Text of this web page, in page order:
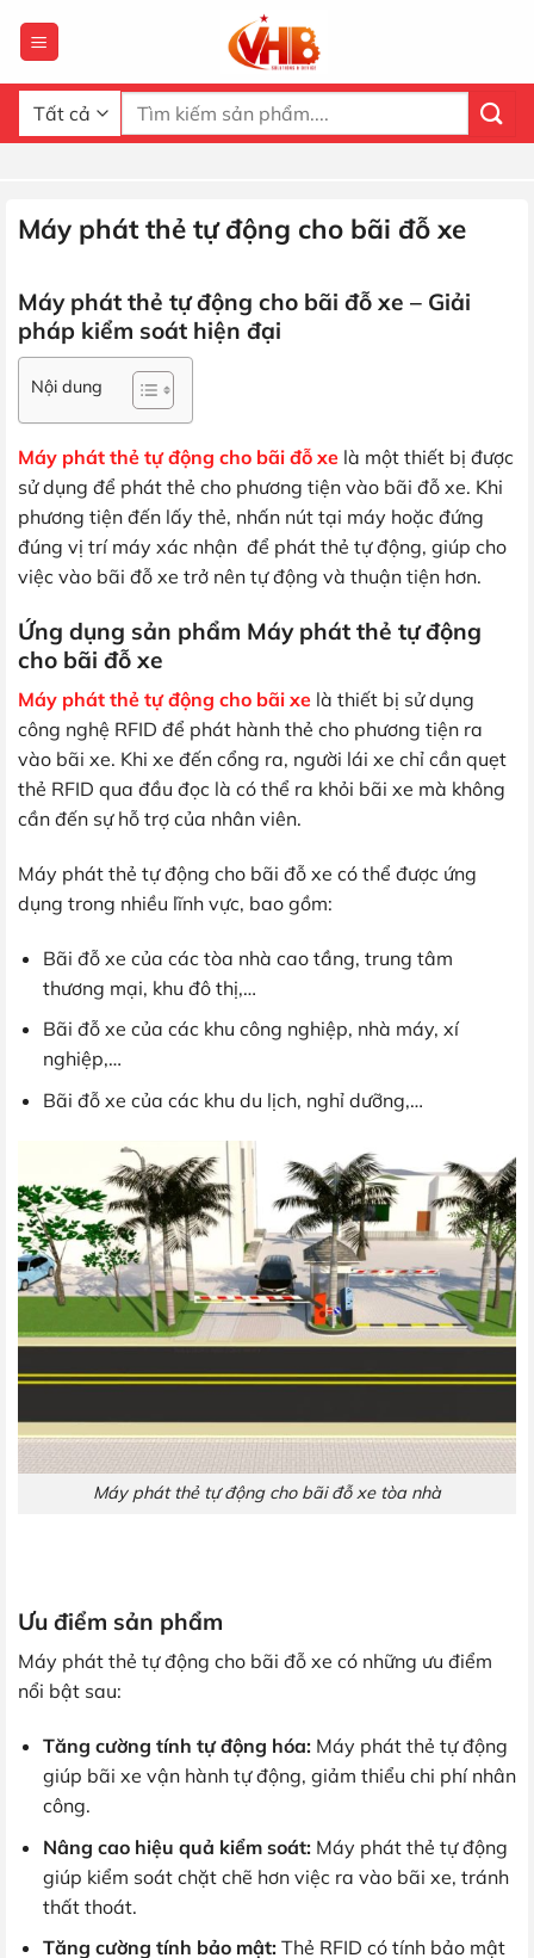
qua
dung
Tìm
kiếm:
Máy phát thẻ tự động cho bãi đỗ xe
Máy phát thẻ tự động cho bãi đỗ xe – Giải
pháp kiểm soát hiện đại
Nội dung
Máy phát thẻ tự động cho bãi đỗ xe là một thiết bị được
sử dụng để phát thẻ cho phương tiện vào bãi đỗ xe. Khi
phương tiện đến lấy thẻ, nhấn nút tại máy hoặc đứng
đúng vị trí máy xác nhận để phát thẻ tự động, giúp cho
việc vào bãi đỗ xe trở nên tự động và thuận tiện hơn.
Ứng dụng sản phẩm Máy phát thẻ tự động
cho bãi đỗ xe
Máy phát thẻ tự động cho bãi xe là thiết bị sử dụng
công nghệ RFID để phát hành thẻ cho phương tiện ra
vào bãi xe. Khi xe đến cổng ra, người lái xe chỉ cần quẹt
thẻ RFID qua đầu đọc là có thể ra khỏi bãi xe mà không
cần đến sự hỗ trợ của nhân viên.
Máy phát thẻ tự động cho bãi đỗ xe có thể được ứng
dụng trong nhiều lĩnh vực, bao gồm:
Bãi đỗ xe của các tòa nhà cao tầng, trung tâm
thương mại, khu đô thị,…
Bãi đỗ xe của các khu công nghiệp, nhà máy, xí
nghiệp,…
Bãi đỗ xe của các khu du lịch, nghỉ dưỡng,…
Máy phát thẻ tự động cho bãi đỗ xe tòa nhà
Ưu điểm sản phẩm
Máy phát thẻ tự động cho bãi đỗ xe có những ưu điểm
nổi bật sau:
Tăng cường tính tự động hóa:Máy phát thẻ tự động
giúp bãi xe vận hành tự động, giảm thiểu chi phí nhân
công.
Nâng cao hiệu quả kiểm soát:Máy phát thẻ tự động
giúp kiểm soát chặt chẽ hơn việc ra vào bãi xe, tránh
thất thoát.
Tăng cường tính bảo mật:Thẻ RFID có tính bảo mật